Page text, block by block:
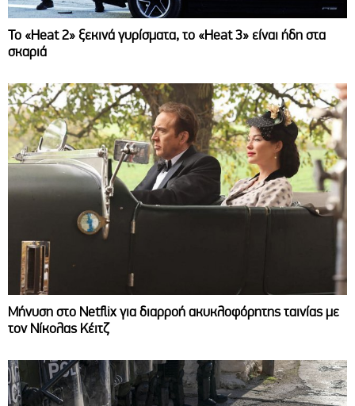
Το «Heat 2» ξεκινά γυρίσματα, το «Heat 3» είναι ήδη στα
σκαριά
Μήνυση στο Netflix για διαρροή ακυκλοφόρητης ταινίας με
τον Νίκολας Κέιτζ